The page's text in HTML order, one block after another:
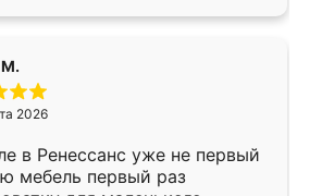
М.
2026
в Ренессанс уже не первый
мебель первый раз